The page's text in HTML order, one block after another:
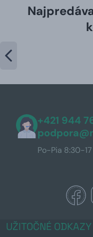
+421 944
Po-Pia 8:30-17
UŽITOČNÉ ODKAZY